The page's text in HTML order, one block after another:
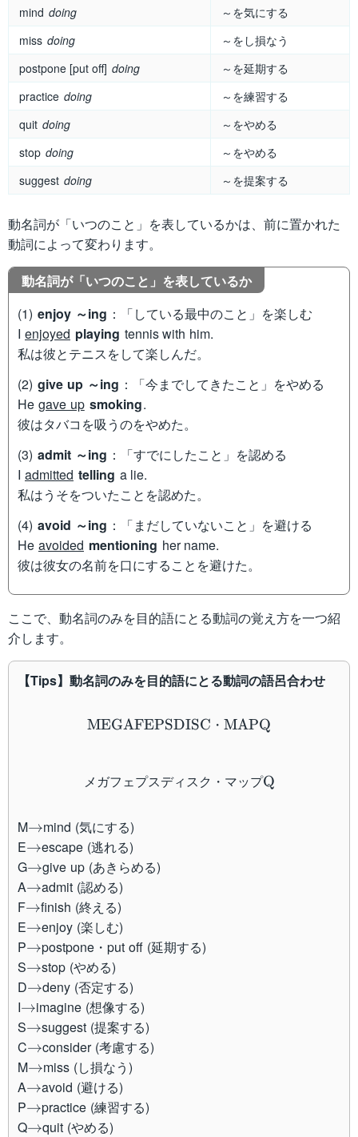
mind doing
～を気にする
miss doing
～をし損なう
postpone [put off] doing
～を延期する
practice doing
～を練習する
quit doing
～をやめる
stop doing
～をやめる
suggest doing ～を提案する
動名詞が「いつのこと」を表しているかは、前に置かれた
動詞によって変わります。
動名詞が「いつのこと」を表しているか
(1) enjoy ～ing ：「している最中のこと」を楽しむ
I enjoyed playing tennis with him.
私は彼とテニスをして楽しんだ。
(2) give up ～ing ：「今までしてきたこと」をやめる
He gave up smoking.
彼はタバコを吸うのをやめた。
(3) admit ～ing ：「すでにしたこと」を認める
I admitted telling a lie.
私はうそをついたことを認めた。
(4) avoid ～ing ：「まだしていないこと」を避ける
He avoided mentioning her name.
彼は彼女の名前を口にすることを避けた。
ここで、動名詞のみを目的語にとる動詞の覚え方を一つ紹
介します。
【Tips】動名詞のみを目的語にとる動詞の語呂合わせ
MEGAFEPSDISC ・ MAPQ
メガフェプスディスク・マップQ
M\to
→mind (気にする)
E\to
→escape (逃れる)
G\to
→give up (あきらめる)
A\to
→admit (認める)
F\to
→finish (終える)
E\to
→enjoy (楽しむ)
P\to
→postpone・put off (延期する)
S\to
→stop (やめる)
D\to
→deny (否定する)
I\to
→imagine (想像する)
S\to
→suggest (提案する)
C\to
→consider (考慮する)
M\to
→miss (し損なう)
A\to
→avoid (避ける)
P\to
→practice (練習する)
Q\to
→quit (やめる)